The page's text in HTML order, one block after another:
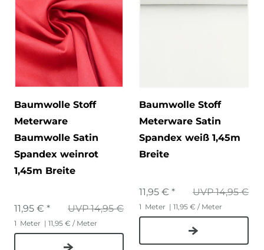
Baumwolle Stoff
Meterware
Baumwolle Satin
Spandex weinrot
1,45m Breite
UVP 14,95 €
11,95 € *
1 Meter | 11,95 € / Meter
Baumwolle Stoff
Meterware Satin
Spandex weiß 1,45m
Breite
UVP 14,95 €
11,95 € *
1 Meter | 11,95 € / Meter